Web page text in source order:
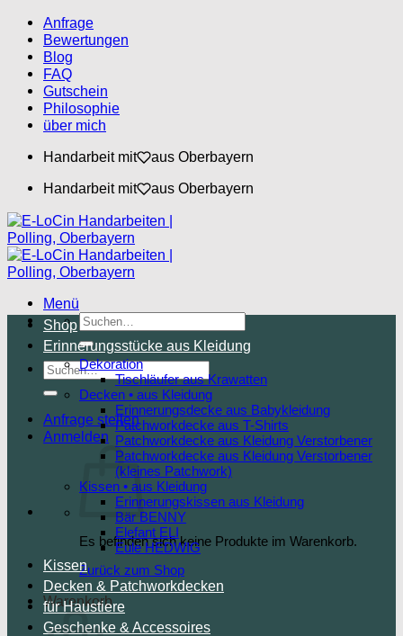
Zum
Inhalt
springen
Anfrage
Bewertungen
Blog
FAQ
Gutschein
Philosophie
über mich
Handarbeit mit
aus Oberbayern
Handarbeit mit
aus Oberbayern
Menü
Suchen
nach:
Suchen
nach:
Anfrage stellen
Anmelden
Es befinden sich keine Produkte im Warenkorb.
Zurück zum Shop
Warenkorb
Shop
Erinnerungsstücke aus Kleidung
Dekoration
Tischläufer aus Krawatten
Decken • aus Kleidung
Erinnerungsdecke aus Babykleidung
Patchworkdecke aus T-Shirts
Patchworkdecke aus Kleidung Verstorbener
Patchworkdecke aus Kleidung Verstorbener
(kleines Patchwork)
Kissen • aus Kleidung
Erinnerungskissen aus Kleidung
Bär BENNY
Elefant ELI
Eule HEDWIG
Kissen
Decken & Patchworkdecken
für Haustiere
Geschenke & Accessoires